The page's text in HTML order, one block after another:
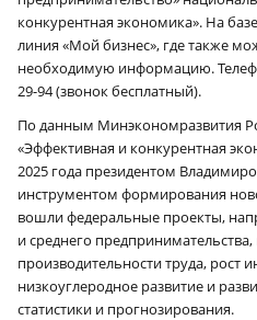
конкурентная экономика». На
линия «Мой бизнес», где также
необходимую информацию.
29-94 (звонок бесплатный).
По данным Минэкономразвития
«Эффективная и конкурентная
2025 года президентом
инструментом формирования
вошли федеральные проекты,
и среднего
производительности труда, рост
низкоуглеродное развитие и
статистики и прогнозирования.